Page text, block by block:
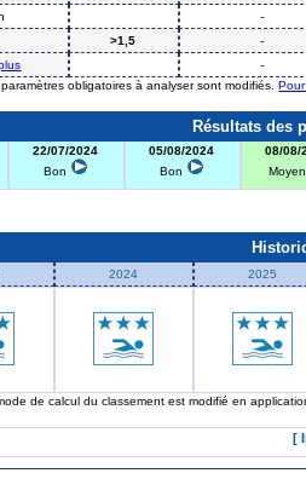
-
>1,5
-
-
obligatoires à analyser sont modifiés.
Résultats des
22/07/2024
Bon
05/08/2024
Bon
08/08/
2024 2025
de calcul du classement est modifié en
[